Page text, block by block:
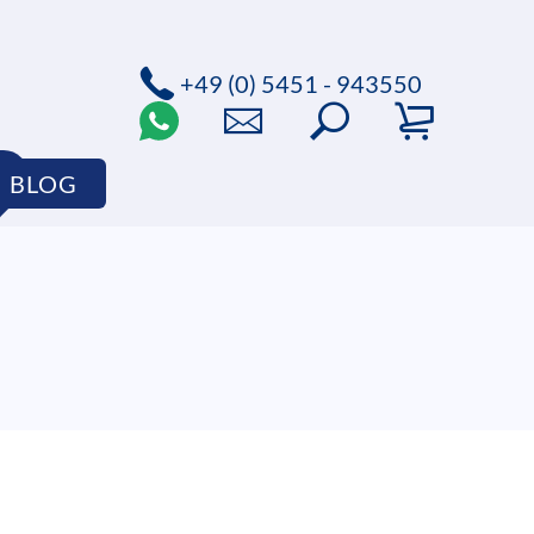
BLOG
+49 (0) 5451 - 943550